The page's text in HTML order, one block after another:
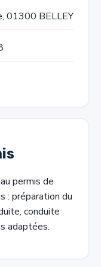
01300 BELLEY
permis de
: préparation du
conduite
adaptées.